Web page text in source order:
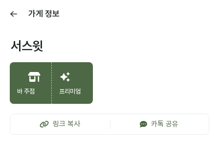
가게 정보
서스윗
바 주점 프리미엄
링크 복사 카톡 공유